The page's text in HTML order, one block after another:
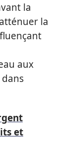
la
la
aux
et